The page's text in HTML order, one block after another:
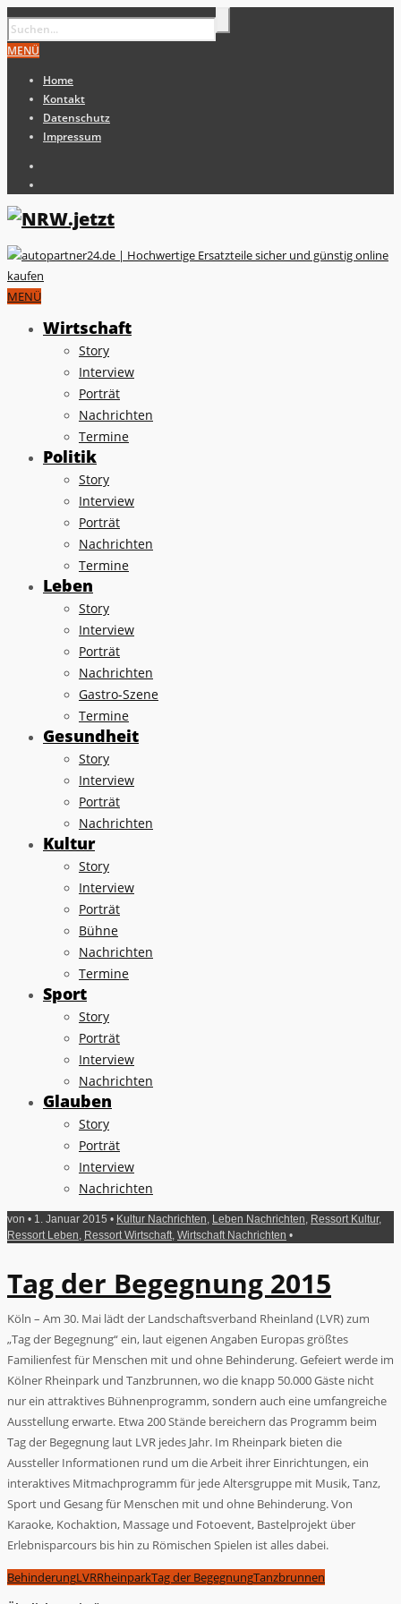
MENÜ
Home
Kontakt
Datenschutz
Impressum
MENÜ
Wirtschaft
Story
Interview
Porträt
Nachrichten
Termine
Politik
Story
Interview
Porträt
Nachrichten
Termine
Leben
Story
Interview
Porträt
Nachrichten
Gastro-Szene
Termine
Gesundheit
Story
Interview
Porträt
Nachrichten
Kultur
Story
Interview
Porträt
Bühne
Nachrichten
Termine
Sport
Story
Porträt
Interview
Nachrichten
Glauben
Story
Porträt
Interview
Nachrichten
von • 1. Januar 2015 • Kultur Nachrichten Leben Nachrichten Ressort Kultur,
Ressort Leben Ressort Wirtschaft Wirtschaft Nachrichten •
Tag der Begegnung 2015
Köln – Am 30. Mai lädt der Landschaftsverband Rheinland (LVR) zum
„Tag der Begegnung“ ein, laut eigenen Angaben Europas größtes
Familienfest für Menschen mit und ohne Behinderung. Gefeiert werde im
Kölner Rheinpark und Tanzbrunnen, wo die knapp 50.000 Gäste nicht
nur ein attraktives Bühnenprogramm, sondern auch eine umfangreiche
Ausstellung erwarte. Etwa 200 Stände bereichern das Programm beim
Tag der Begegnung laut LVR jedes Jahr. Im Rheinpark bieten die
Aussteller Informationen rund um die Arbeit ihrer Einrichtungen, ein
interaktives Mitmachprogramm für jede Altersgruppe mit Musik, Tanz,
Sport und Gesang für Menschen mit und ohne Behinderung. Von
Karaoke, Kochaktion, Massage und Fotoevent, Bastelprojekt über
Erlebnisparcours bis hin zu Römischen Spielen ist alles dabei.
BehinderungLVRRheinparkTag der BegegnungTanzbrunnen